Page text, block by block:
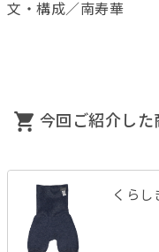
文・構成／南寿華
今回ご紹介した
くら